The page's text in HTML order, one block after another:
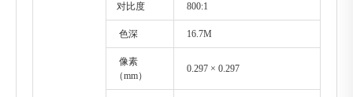
对比度 800:1
色深 16.7M
像素
（mm）
0.297 × 0.297